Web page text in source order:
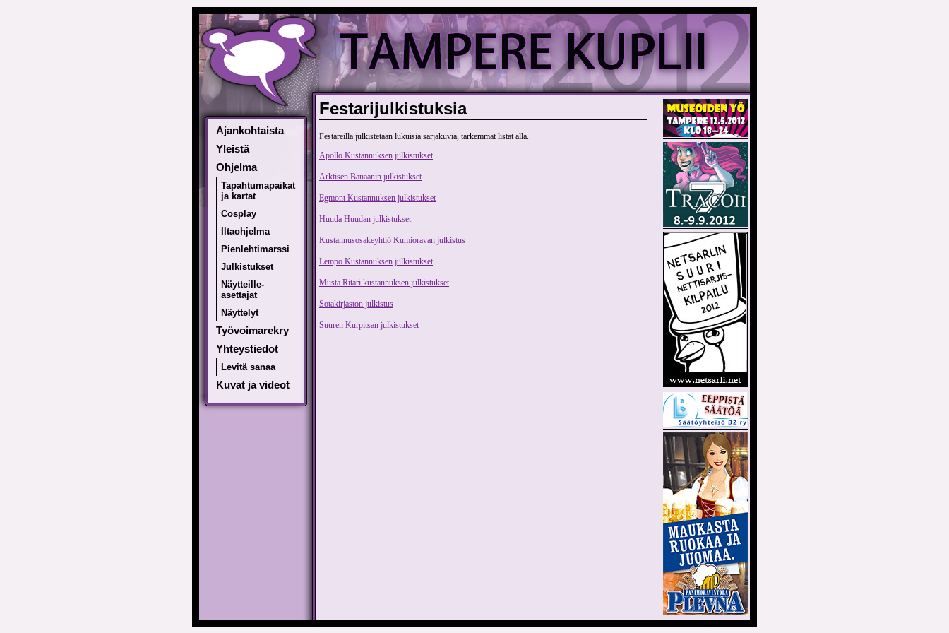
Ajankohtaista
Yleistä
Ohjelma
Tapahtumapaikat
ja kartat
Cosplay
Iltaohjelma
Pienlehtimarssi
Julkistukset
Näytteille-
asettajat
Näyttelyt
Työvoimarekry
Yhteystiedot
Levitä sanaa
Kuvat ja videot
Festarijulkistuksia
Festareilla julkistetaan lukuisia sarjakuvia, tarkemmat listat alla.
Apollo Kustannuksen julkistukset
Arktisen Banaanin julkistukset
Egmont Kustannuksen julkistukset
Huuda Huudan julkistukset
Kustannusosakeyhtiö Kumioravan julkistus
Lempo Kustannuksen julkistukset
Musta Ritari kustannuksen julkistukset
Sotakirjaston julkistus
Suuren Kurpitsan julkistukset